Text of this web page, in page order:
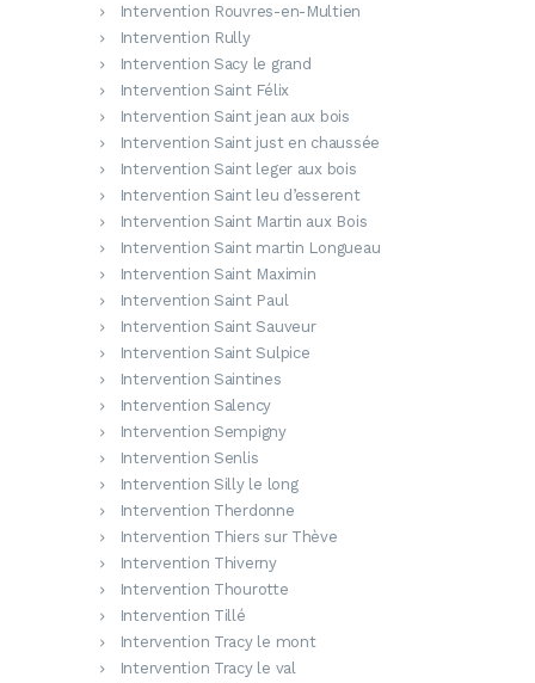
Intervention Rouvres-en-Multien
Intervention Rully
Intervention Sacy le grand
Intervention Saint Félix
Intervention Saint jean aux bois
Intervention Saint just en chaussée
Intervention Saint leger aux bois
Intervention Saint leu d’esserent
Intervention Saint Martin aux Bois
Intervention Saint martin Longueau
Intervention Saint Maximin
Intervention Saint Paul
Intervention Saint Sauveur
Intervention Saint Sulpice
Intervention Saintines
Intervention Salency
Intervention Sempigny
Intervention Senlis
Intervention Silly le long
Intervention Therdonne
Intervention Thiers sur Thève
Intervention Thiverny
Intervention Thourotte
Intervention Tillé
Intervention Tracy le mont
Intervention Tracy le val